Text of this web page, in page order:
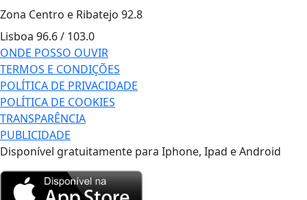
Zona Centro e Ribatejo 92.8
Lisboa 96.6 / 103.0
ONDE POSSO OUVIR
TERMOS E CONDIÇÕES
POLÍTICA DE PRIVACIDADE
POLÍTICA DE COOKIES
TRANSPARÊNCIA
PUBLICIDADE
Disponível gratuitamente para Iphone, Ipad e Android